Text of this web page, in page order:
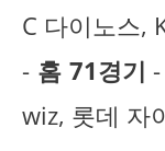
C 다이노스,
- 홈 71경기
wiz, 롯데 자